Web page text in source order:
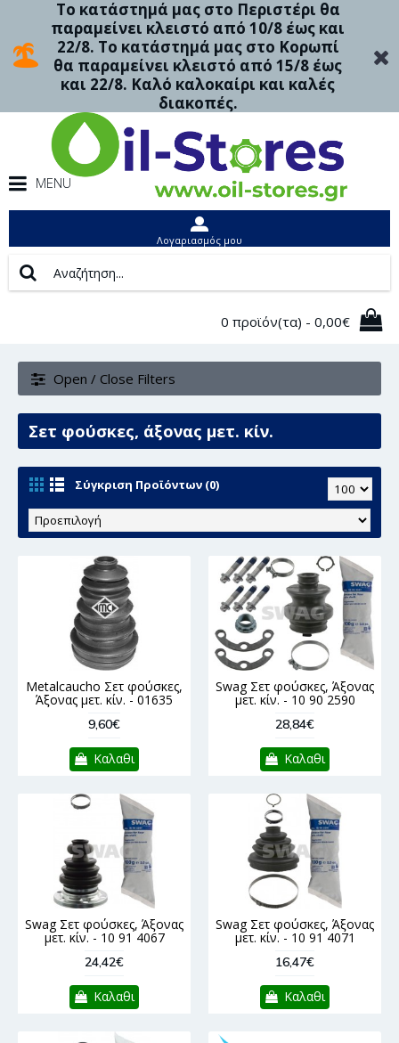
Το κατάστημά μας στο Περιστέρι θα
παραμείνει κλειστό από 10/8 έως και
22/8. Το κατάστημά μας στο Κορωπί
θα παραμείνει κλειστό από 15/8 έως
και 22/8. Καλό καλοκαίρι και καλές
διακοπές.
MENU
Λογαριασμός μου
0 προϊόν(τα) - 0,00€
Open / Close Filters
Σετ φούσκες, άξονας μετ. κίν.
Σύγκριση Προϊόντων (0)
Metalcaucho Σετ φούσκες,
Άξονας μετ. κίν. - 01635
9,60€
Καλαθι
Swag Σετ φούσκες, Άξονας
μετ. κίν. - 10 90 2590
28,84€
Καλαθι
Swag Σετ φούσκες, Άξονας
μετ. κίν. - 10 91 4067
24,42€
Καλαθι
Swag Σετ φούσκες, Άξονας
μετ. κίν. - 10 91 4071
16,47€
Καλαθι